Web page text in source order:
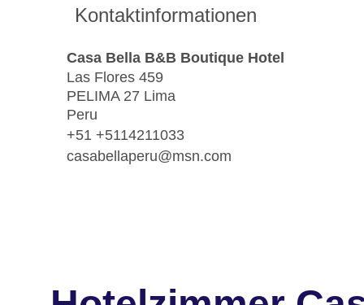
Kontaktinformationen
Casa Bella B&B Boutique Hotel
Las Flores 459
PELIMA 27 Lima
Peru
+51 +5114211033
casabellaperu@msn.com